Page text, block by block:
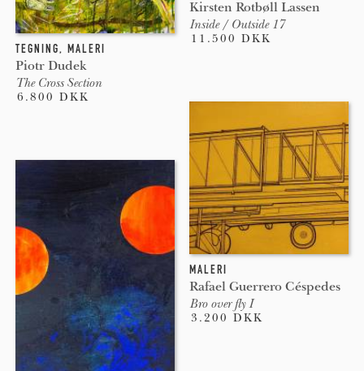
TEGNING, MALERI
Piotr Dudek
The Cross Section
6.800 DKK
Kirsten Rotbøll Lassen
Inside / Outside 17
11.500 DKK
MALERI
Rafael Guerrero Céspedes
Bro over fly I
3.200 DKK